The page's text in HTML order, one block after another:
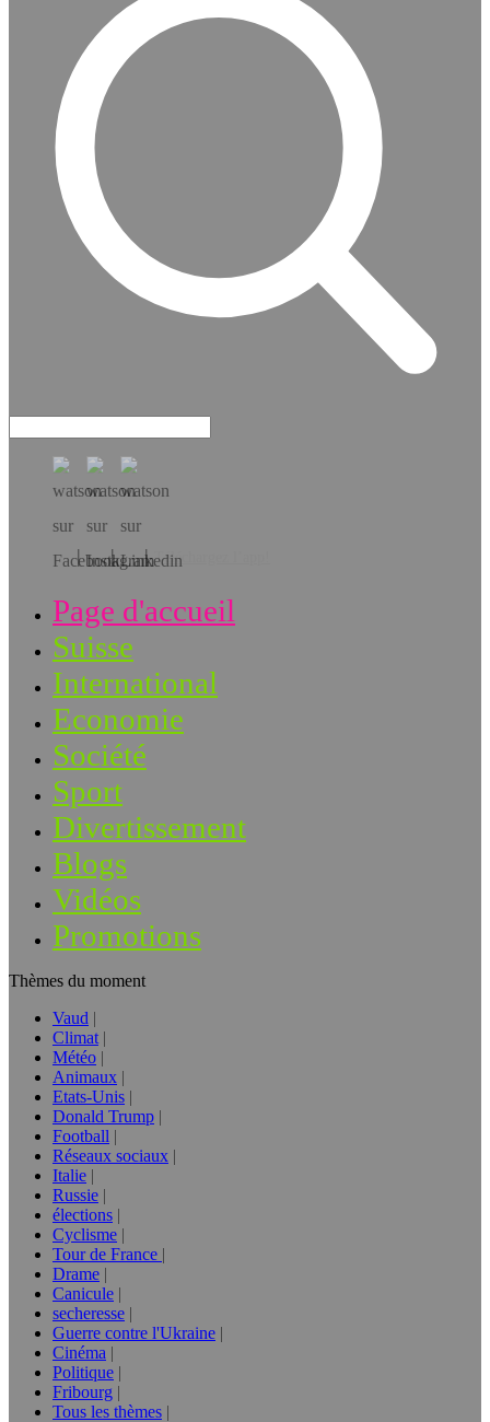
Téléchargez l’app!
Page d'accueil
Suisse
International
Economie
Société
Sport
Divertissement
Blogs
Vidéos
Promotions
Thèmes du moment
Vaud
Climat
Météo
Animaux
Etats-Unis
Donald Trump
Football
Réseaux sociaux
Italie
Russie
élections
Cyclisme
Tour de France
Drame
Canicule
secheresse
Guerre contre l'Ukraine
Cinéma
Politique
Fribourg
Tous les thèmes